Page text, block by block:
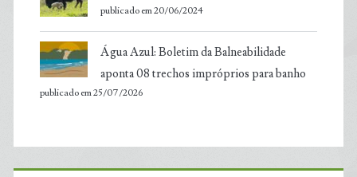
publicado em 20/06/2024
Água Azul: Boletim da Balneabilidade
aponta 08 trechos impróprios para banho
publicado em 25/07/2026